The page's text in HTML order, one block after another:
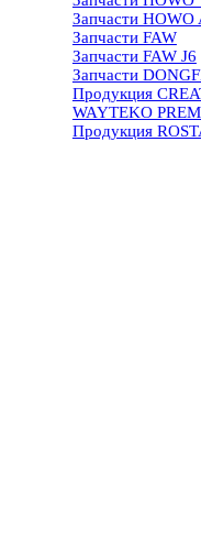
Запчасти HOWO
Запчасти FAW
Запчасти FAW J6
Запчасти
Продукция
WAYTEKO
Продукция